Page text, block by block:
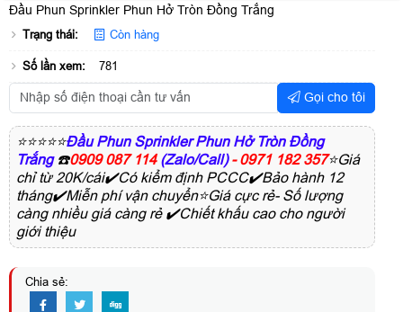
Đầu Phun Sprinkler Phun Hở Tròn Đồng Trắng
Trạng thái: Còn hàng
Số lần xem: 781
Gọi cho tôi
⭐⭐⭐⭐⭐Đầu Phun Sprinkler Phun Hở Tròn Đồng
Trắng ☎️0909 087 114(Zalo/Call) - 0971 182 357⭐Giá
chỉ từ 20K/cái✔️Có kiểm định PCCC✔️Bảo hành 12
tháng✔️Miễn phí vận chuyển⭐Giá cực rẻ- Số lượng
càng nhiều giá càng rẻ ✔️Chiết khấu cao cho người
giới thiệu
Chia sẻ: